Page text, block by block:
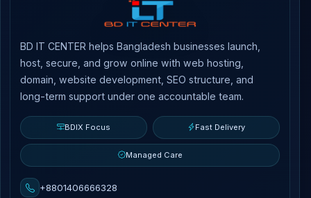
BD IT CENTER helps Bangladesh businesses launch,
host, secure, and grow online with web hosting,
domain, website development, SEO structure, and
long-term support under one accountable team.
BDIX Focus Fast Delivery
Managed Care
+8801406666328